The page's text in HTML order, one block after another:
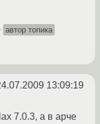
автор топика
13:09:19
7.0.3, а в арче